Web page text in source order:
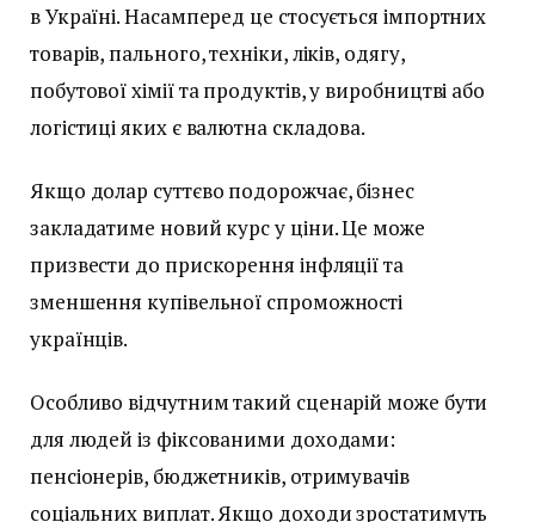
в Україні. Насамперед це стосується імпортних
товарів, пального, техніки, ліків, одягу,
побутової хімії та продуктів, у виробництві або
логістиці яких є валютна складова.
Якщо долар суттєво подорожчає, бізнес
закладатиме новий курс у ціни. Це може
призвести до прискорення інфляції та
зменшення купівельної спроможності
українців.
Особливо відчутним такий сценарій може бути
для людей із фіксованими доходами:
пенсіонерів, бюджетників, отримувачів
соціальних виплат. Якщо доходи зростатимуть